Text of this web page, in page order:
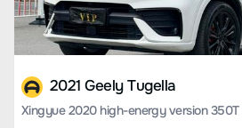
2021 Geely Tugella
Xingyue 2020 high-energy version 350T